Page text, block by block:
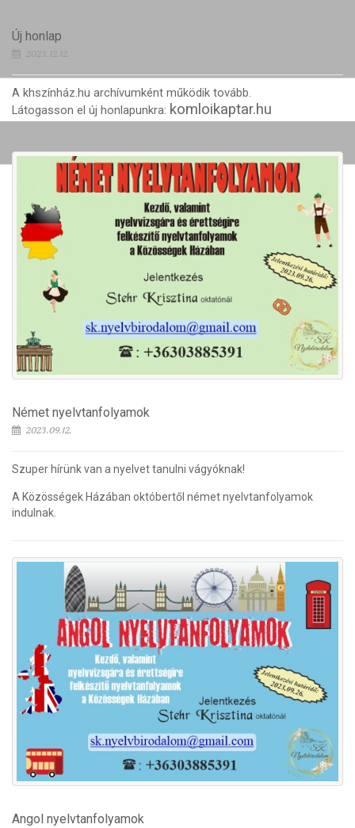
Új honlap
2023.12.12.
A khszínház.hu archívumként működik tovább.
Látogasson el új honlapunkra: komloikaptar.hu
Német nyelvtanfolyamok
2023.09.12.
Szuper hírünk van a nyelvet tanulni vágyóknak!
A Közösségek Házában októbertől német nyelvtanfolyamok
indulnak.
Angol nyelvtanfolyamok